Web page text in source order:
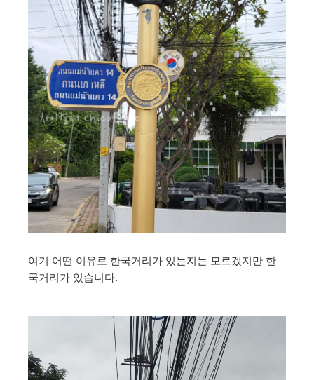
여기 어떤 이유로 한국거리가 있는지는 모르겠지만 한
국거리가 있습니다.